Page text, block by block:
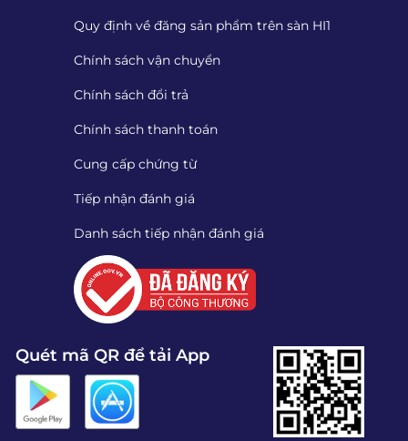
Quy định về đăng sản phẩm trên sàn HI1
Chính sách vận chuyển
Chính sách đổi trả
Chính sách thanh toán
Cung cấp chứng từ
Tiếp nhận đánh giá
Danh sách tiếp nhận đánh giá
Quét mã QR để tải App